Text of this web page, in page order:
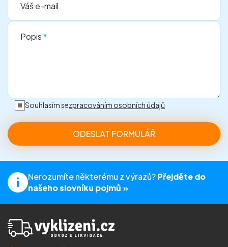
Váš e-mail
Popis*
Souhlasím sezpracováním osobních údajů
Nerozumíte některému z výrazů?Přejděte do
našeho slovníku pojmů »